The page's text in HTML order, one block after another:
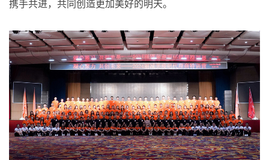
携手共进，共同创造更加美好的明天。